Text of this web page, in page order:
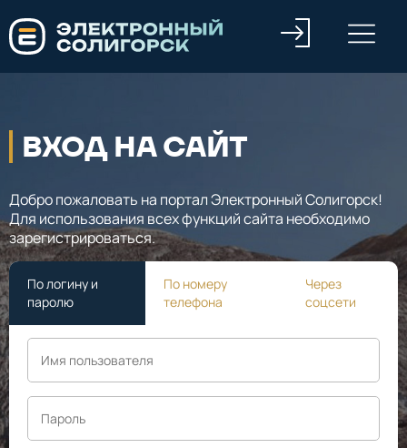
ВХОД НА САЙТ
Добро пожаловать на портал Электронный Солигорск!
Для использования всех функций сайта необходимо
зарегистрироваться.
По логину и
паролю
По номеру
телефона
Через
соцсети